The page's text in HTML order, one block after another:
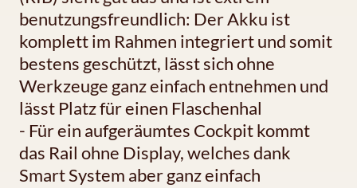
benutzungsfreundlich: Der Akku ist
komplett im Rahmen integriert und somit
bestens geschützt, lässt sich ohne
Werkzeuge ganz einfach entnehmen und
lässt Platz für einen Flaschenhal
- Für ein aufgeräumtes Cockpit kommt
das Rail ohne Display, welches dank
Smart System aber ganz einfach